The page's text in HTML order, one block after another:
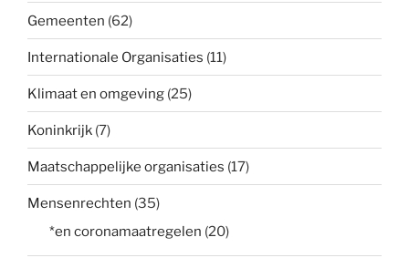
Gemeenten (62)
Internationale Organisaties (11)
Klimaat en omgeving (25)
Koninkrijk (7)
Maatschappelijke organisaties (17)
Mensenrechten (35)
*en coronamaatregelen (20)